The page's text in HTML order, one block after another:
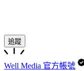
追蹤
Well Media 官方帳號